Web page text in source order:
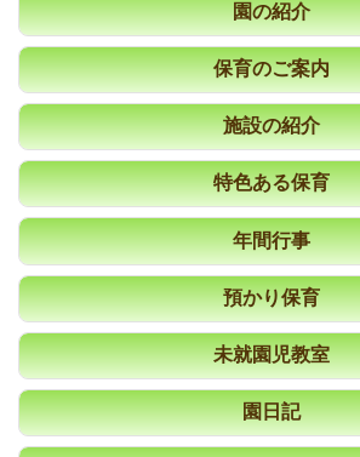
園の紹介
保育のご案内
施設の紹介
特色ある保育
年間行事
預かり保育
未就園児教室
園日記